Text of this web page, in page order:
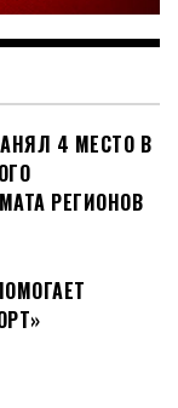
4 МЕСТО В
РЕГИОНОВ